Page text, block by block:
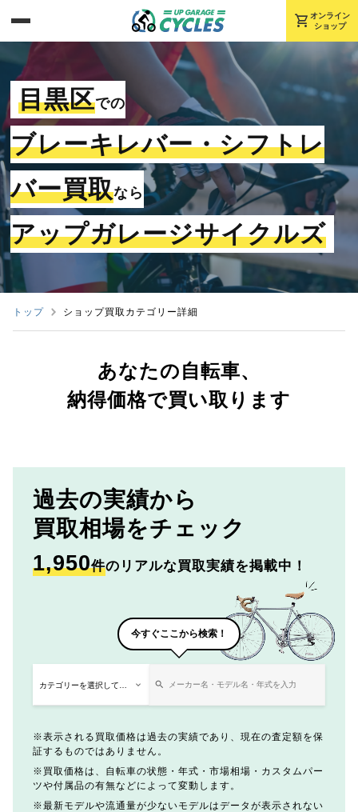
shopping_cart オンライン
ショップ
目黒区での
ブレーキレバー・シフトレ
バー買取なら
アップガレージサイクルズ
トップ ショップ買取カテゴリー詳細
あなたの自転車、
納得価格で買い取ります
過去の実績から
買取相場をチェック
1,950件のリアルな買取実績を掲載中！
今すぐここから検索！
表示される買取価格は過去の実績であり、現在の査定額を保
証するものではありません。
買取価格は、自転車の状態・年式・市場相場・カスタムパー
ツや付属品の有無などによって変動します。
最新モデルや流通量が少ないモデルはデータが表示されない